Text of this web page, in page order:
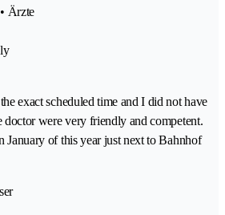
Ärzte
exact scheduled time and I did not have
doctor were very friendly and competent.
January of this year just next to Bahnhof